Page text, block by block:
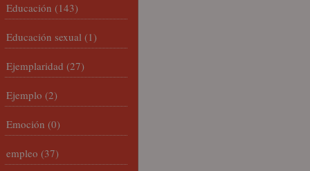
Educación (143)
Educación sexual (1)
Ejemplaridad (27)
Ejemplo (2)
Emoción (0)
empleo (37)